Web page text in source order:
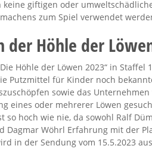
giftigen oder
zum Spiel verwendet
der Höhle der
Höhle der Löwen 2023“ in Staffel
Putzmittel für Kinder noch
sowie das
eines oder mehrerer Löwen
so hoch wie nie, da sowohl Ralf
Dagmar Wöhrl Erfahrung mit der
in der Sendung vom 15.5.2023